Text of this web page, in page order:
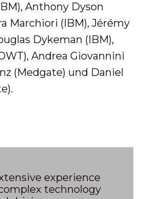
Anthony Dyson
Marchiori (IBM), Jérémy
Dykeman (IBM),
Andrea Giovannini
(Medgate) und Daniel
experience
technology